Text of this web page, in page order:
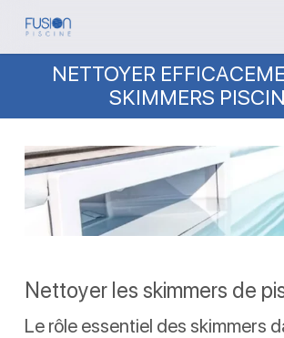
Skip
NETTOYER
SKIMMERS
Nettoyer les skimmers de
Le rôle essentiel des skimmers